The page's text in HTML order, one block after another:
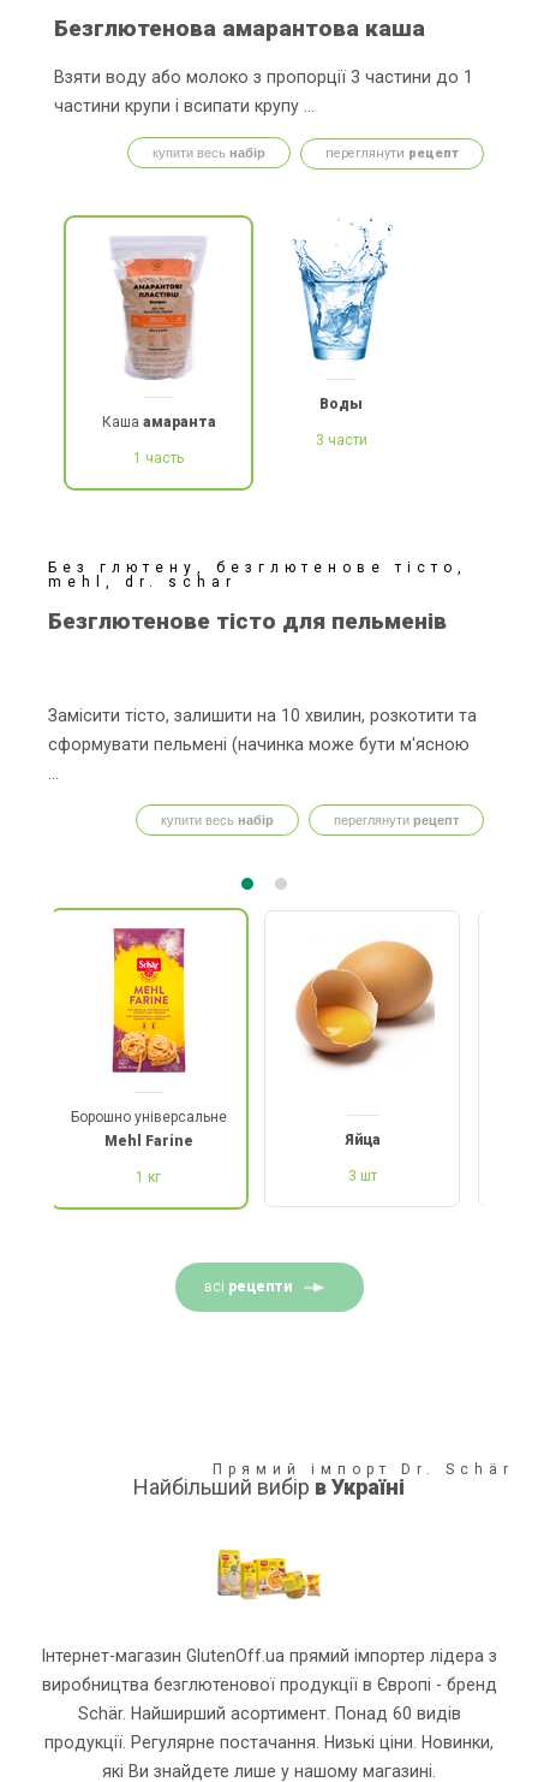
Каша амаранта
1 часть
Воды
3 части
Безглютенова амарантова каша
Взяти воду або молоко з пропорції 3 частини до 1
частини крупи і всипати крупу ...
купити весь набір переглянути рецепт
Без глютену, безглютенове тісто,
mehl, dr. schar
Безглютенове тісто для пельменів
Замісити тісто, залишити на 10 хвилин, розкотити та
сформувати пельмені (начинка може бути м'ясною
купити весь набір переглянути рецепт
Борошно універсальне
Mehl Farine
1 кг
Яйца
3 шт
всі рецепти
Прямий імпорт Dr. Schär
Найбільший вибір в Україні
Інтернет-магазин GlutenOff.ua прямий імпортер лідера з
виробництва безглютенової продукції в Європі - бренд
Schär. Найширший асортимент. Понад 60 видів
продукції. Регулярне постачання. Низькі ціни. Новинки,
які Ви знайдете лише у нашому магазині.